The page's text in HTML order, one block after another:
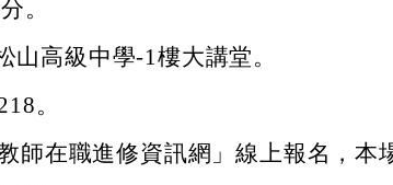
。
山高級中學-1樓大講堂。
。
師在職進修資訊網」線上報名，本